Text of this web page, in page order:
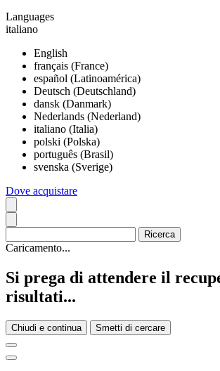
Languages
italiano
English
français (France)
español (Latinoamérica)
Deutsch (Deutschland)
dansk (Danmark)
Nederlands (Nederland)
italiano (Italia)
polski (Polska)
português (Brasil)
svenska (Sverige)
Dove acquistare
Caricamento...
Si prega di attendere il
risultati...
Chiudi e continua Smetti di cercare